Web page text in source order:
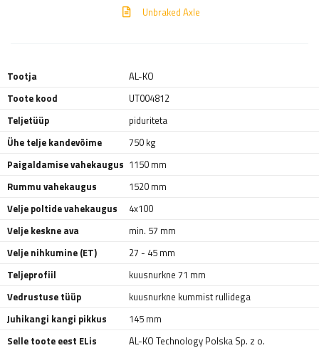
Unbraked Axle
Tootja
AL-KO
Toote kood
UT004812
Teljetüüp
piduriteta
Ühe telje kandevõime
750 kg
Paigaldamise vahekaugus 1150 mm
Rummu vahekaugus
1520 mm
Velje poltide vahekaugus
4x100
Velje keskne ava
min. 57 mm
Velje nihkumine (ET)
27 - 45 mm
Teljeprofiil
kuusnurkne 71 mm
Vedrustuse tüüp
kuusnurkne kummist rullidega
Juhikangi kangi pikkus
145 mm
Selle toote eest ELis
AL-KO Technology Polska Sp. z o.